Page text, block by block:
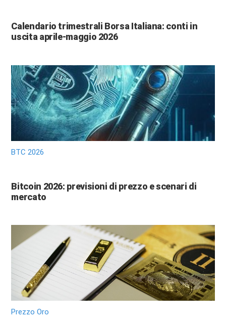
Calendario trimestrali Borsa Italiana: conti in
uscita aprile-maggio 2026
BTC 2026
Bitcoin 2026: previsioni di prezzo e scenari di
mercato
Prezzo Oro